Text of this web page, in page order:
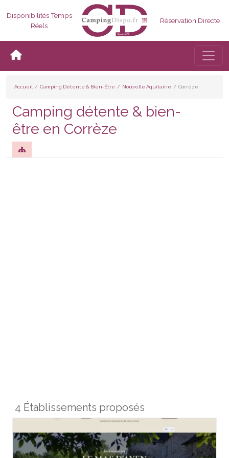
Disponibilités Temps
Réels
Réservation Directe
Accueil Camping Détente & Bien-Être Nouvelle Aquitaine Corrèze
Camping détente & bien-
être en Corrèze
4 Établissements proposés